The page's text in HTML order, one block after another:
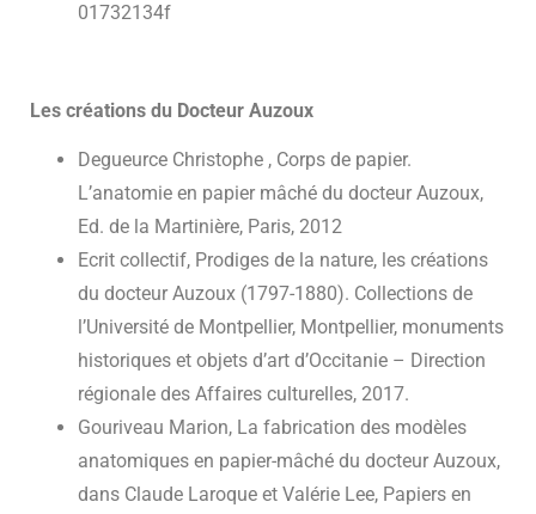
01732134f
Les créations du Docteur Auzoux
Degueurce Christophe , Corps de papier.
L’anatomie en papier mâché du docteur Auzoux,
Ed. de la Martinière, Paris, 2012
Ecrit collectif, Prodiges de la nature, les créations
du docteur Auzoux (1797-1880). Collections de
l’Université de Montpellier, Montpellier, monuments
historiques et objets d’art d’Occitanie – Direction
régionale des Affaires culturelles, 2017.
Gouriveau Marion, La fabrication des modèles
anatomiques en papier-mâché du docteur Auzoux,
dans Claude Laroque et Valérie Lee, Papiers en